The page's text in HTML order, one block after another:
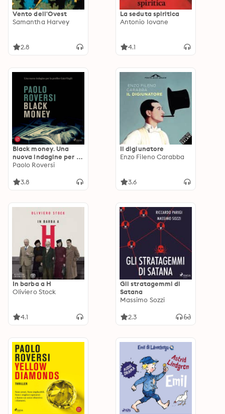
Vento dell'Ovest
Samantha Harvey
2.8
La seduta spiritica
Antonio Iovane
4.1
Black money. Una
nuova indagine per la
profiler Gaia Virgili
Paolo Roversi
3.8
Il digiunatore
Enzo Fileno Carabba
3.6
In barba a H
Oliviero Stock
4.1
Gli stratagemmi di
Satana
Massimo Sozzi
2.3